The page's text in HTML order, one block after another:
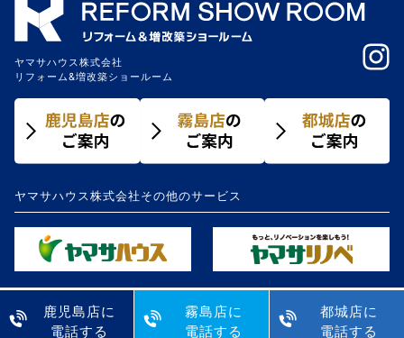
ヤマサハウス株式会社
リフォーム&増改築ショールーム
ヤマサハウス株式会社その他のサービス
鹿児島店に
電話する
霧島店に
電話する
都城店に
電話する